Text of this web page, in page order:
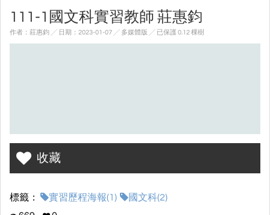
111-1國文科實習教師 莊惠鈞
作者：莊惠鈞 ╱ 日期：2023-01-07 ╱ 多媒體版 ╱ 已保護 0.12 棵樹
收藏
標籤： 實習歷程海報(1)
國文科(2)